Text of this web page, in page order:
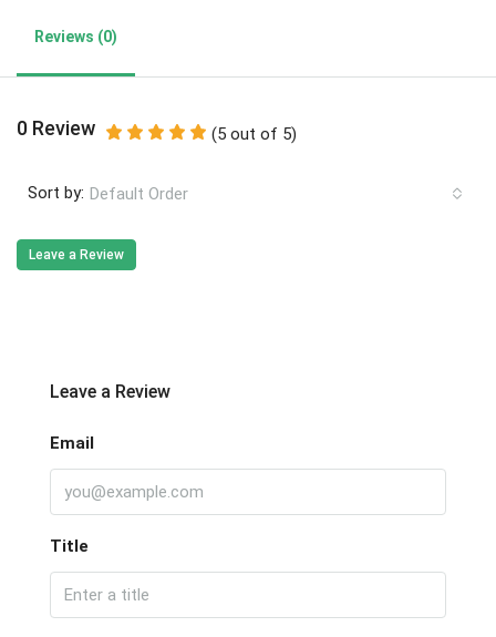
Reviews (0)
0 Review (5 out of 5)
Sort by: Default Order
Leave a Review
Leave a Review
Email
Title